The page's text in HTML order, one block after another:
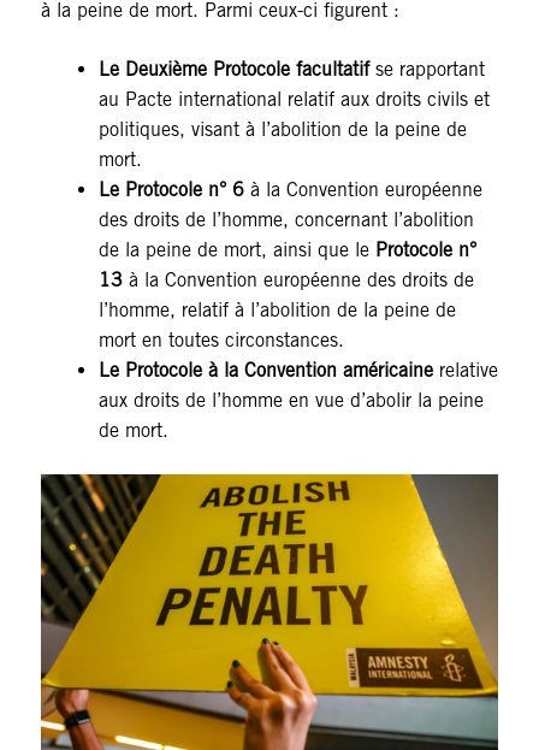
à la peine de mort. Parmi ceux-ci figurent :
Le Deuxième Protocole facultatifse rapportant
au Pacte international relatif aux droits civils et
politiques, visant à l’abolition de la peine de
mort.
Le Protocole n° 6à la Convention européenne
des droits de l’homme, concernant l’abolition
de la peine de mort, ainsi que le Protocole n°
13à la Convention européenne des droits de
l’homme, relatif à l’abolition de la peine de
mort en toutes circonstances.
Le Protocole à la Convention américainerelative
aux droits de l’homme en vue d’abolir la peine
de mort.